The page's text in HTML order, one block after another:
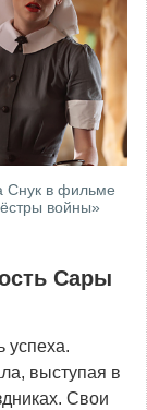
Снук в фильме
войны»
Сары
успеха.
выступая в
Свои